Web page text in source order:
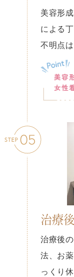
美容形
による
不明点
治療
治療後
法、お
っくり